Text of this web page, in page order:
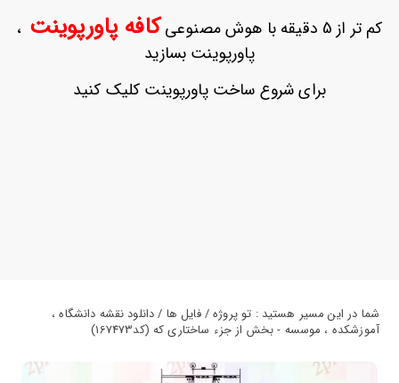
ثبت
بازیابی
کم تر از 5 دقیقه با هوش مصنوعی کافه پاورپوینت ،
پاورپوینت بسازید
برای شروع ساخت پاورپوینت کلیک کنید
شما در این مسیر هستید : تو پروژه / فایل ها / دانلود نقشه دانشگاه ،
آموزشکده ، موسسه - بخش از جزء ساختاری که (کد167473)